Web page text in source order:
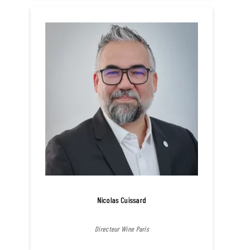
Nicolas Cuissard
Directeur Wine Paris